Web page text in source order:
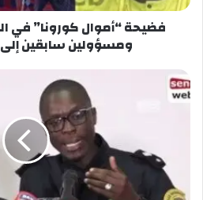
يومًا، في انتظار توقيع حاكم
وات على قرار اعتماد نقاط
X
معجب بهذه:
فضيحة “أموال كورونا” في
ومسؤولين سابقين إلى